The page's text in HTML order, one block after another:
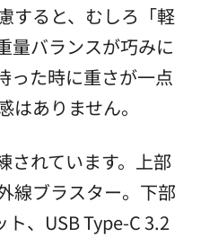
すると、むしろ「軽
量バランスが巧みに
った時に重さが一点
はありません。
されています。上部
線ブラスター。下部
、USB Type-C 3.2